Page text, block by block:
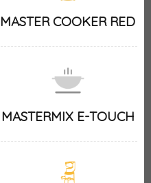
MASTER COOKER RED
MASTERMIX E-TOUCH